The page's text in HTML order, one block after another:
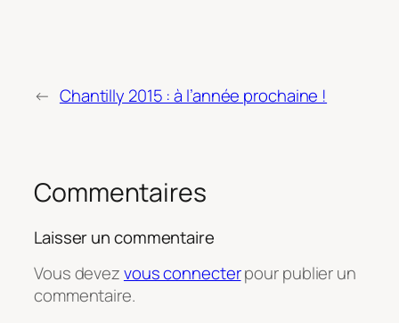
← Chantilly 2015 : à l’année prochaine !
Commentaires
Laisser un commentaire
Vous devezvous connecterpour publier un
commentaire.